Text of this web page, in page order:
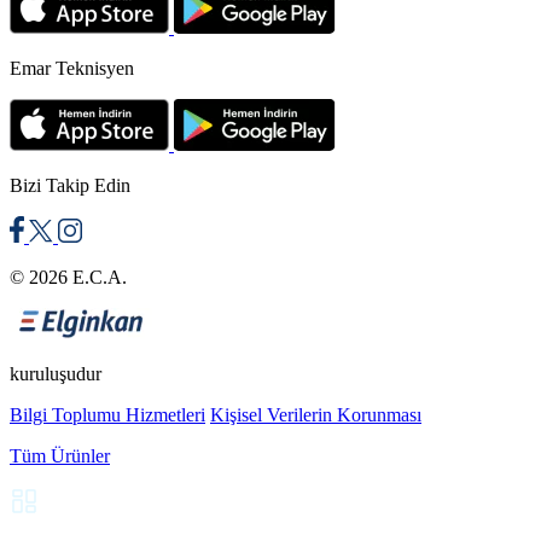
sergiliyor. Tesisatınızın ömrünü uzatan bu koruyucu
sistemlerin öne çıkan yönlerini şu şekilde sıralıyoruz:
dalgalarını emen gövde yapısı, tesisat borularında
çatlak veya patlama oluşumunu anında durduruyor.
Korozyona Karşı Tam Koruma
sorunsuz çalışmasını sağlıyor.
içinde devreye giren
Emar Teknisyen
Bizi Takip Edin
© 2026 E.C.A.
kuruluşudur
Bilgi Toplumu Hizmetleri Kişisel Verilerin Korunması
Tüm Ürünler